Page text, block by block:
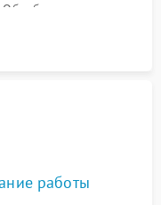
стыков
протечек воды.
работы